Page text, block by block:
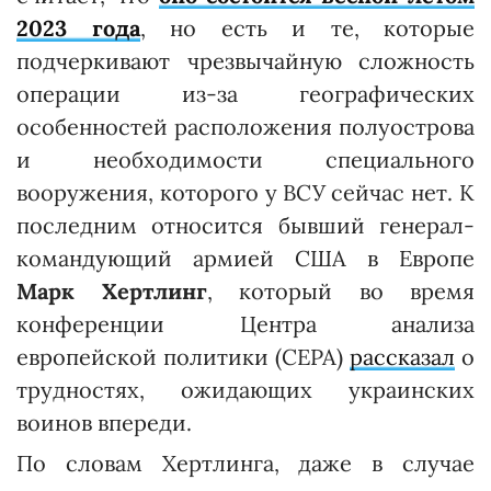
2023 года, но есть и те, которые
подчеркивают чрезвычайную сложность
операции из-за географических
особенностей расположения полуострова
и необходимости специального
вооружения, которого у ВСУ сейчас нет. К
последним относится бывший генерал-
командующий армией США в Европе
Марк Хертлинг, который во время
конференции Центра анализа
европейской политики (CEPA) рассказал о
трудностях, ожидающих украинских
воинов впереди.
По словам Хертлинга, даже в случае